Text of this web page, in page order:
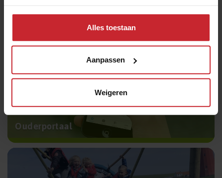
Alles toestaan
Aanpassen
Weigeren
Stichting Meerwerf
Ouderportaal